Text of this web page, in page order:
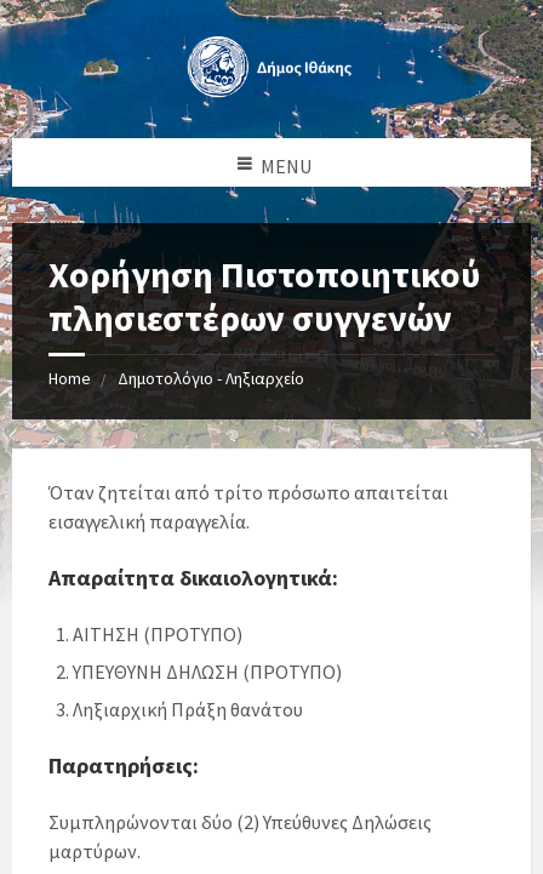
MENU
Χορήγηση Πιστοποιητικού
πλησιεστέρων συγγενών
Home Δημοτολόγιο - Ληξιαρχείο
Όταν ζητείται από τρίτο πρόσωπο απαιτείται
εισαγγελική παραγγελία.
Απαραίτητα δικαιολογητικά:
ΑΙΤΗΣΗ (ΠΡΟΤΥΠΟ)
ΥΠΕΥΘΥΝΗ ΔΗΛΩΣΗ (ΠΡΟΤΥΠΟ)
Ληξιαρχική Πράξη θανάτου
Παρατηρήσεις:
Συμπληρώνονται δύο (2) Υπεύθυνες Δηλώσεις
μαρτύρων.